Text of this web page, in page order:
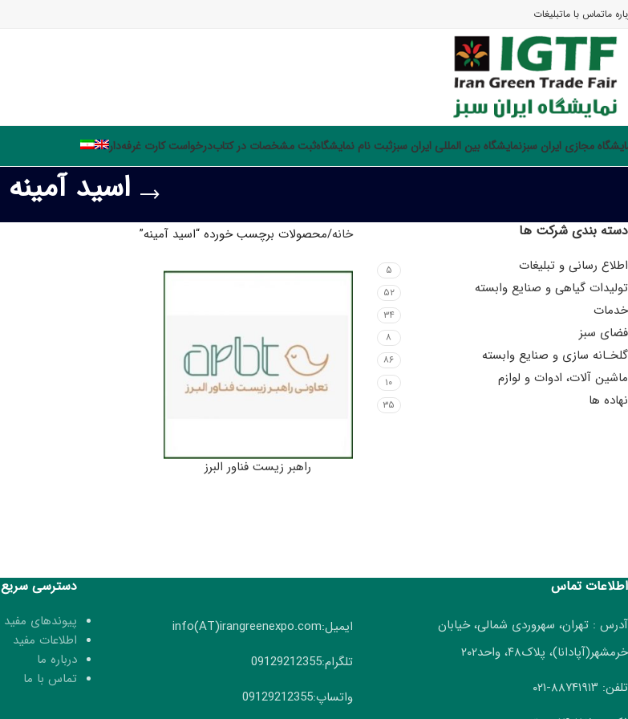
ماتماس با ماتبلیغات
مجازی ایران سبزنمایشگاه بین المللی ایران سبزثبت نام نمایشگاهثبت مشخصات در کتابدرخواست کارت غرفه‌دار
اسید آمینه
دسته بندی شرکت ها
اطلاع رسانی و تبلیغات ۵
تولیدات گیاهی و صنایع وابسته ۵۲
خدمات ۳۴
فضای سبز ۸
گلخـانه سازی و صنایع وابسته ۸۶
ماشین آلات، ادوات و لوازم ۱۰
نهاده ها ۳۵
خانه محصولات برچسب خورده “اسید آمینه”
راهبر زیست فناور البرز
اطلاعات تماس
آدرس : تهران، سهروردی شمالی، خیابان
خرمشهر(آپادانا)، پلاک۴۸، واحد۲۰۲
تلفن: ۸۸۷۴۱۹۱۳-۰۲۱
ایمیل:info(AT)irangreenexpo.com
تلگرام:09129212355
واتساپ:09129212355
دسترسی سریع
پیوندهای مفید
اطلاعات مفید
درباره ما
تماس با ما